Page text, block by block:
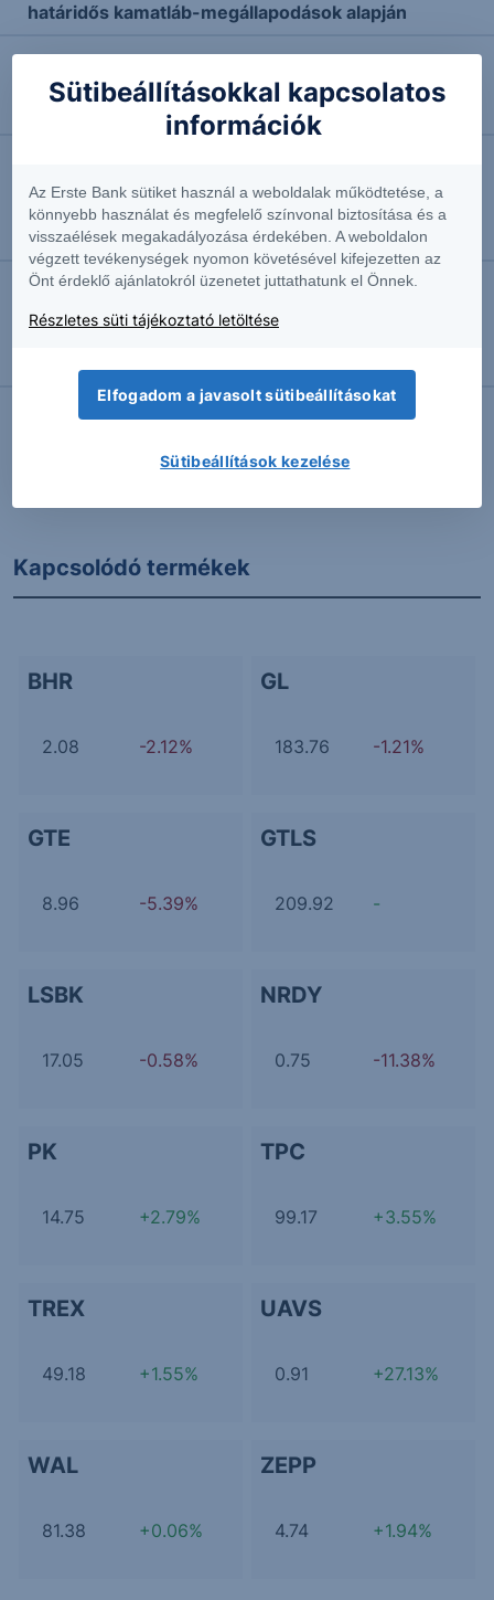
határidős kamatláb-megállapodások alapján
2026.07.06. 15:24
Elfordulhatnak a befektetők a chipgyártóktól
2026.07.03. 08:49
A támaszzóna alján: Olaj - 2026/50 - napi
Szakmai vezető
2026.06.29. 15:46
Máris egy jelentős indexhez csatlakozhat a
További Erste elemzések
Kapcsolódó termékek
BHR
2.08 -2.12%
GL
183.76 -1.21%
GTE
8.96 -5.39%
GTLS
209.92 -
LSBK
17.05 -0.58%
NRDY
0.75 -11.38%
PK
14.75 +2.79%
TPC
99.17 +3.55%
TREX
49.18 +1.55%
UAVS
0.91 +27.13%
WAL
81.38 +0.06%
ZEPP
4.74 +1.94%
Sütibeállításokkal kapcsolatos
információk
Az Erste Bank sütiket használ a weboldalak működtetése, a
könnyebb használat és megfelelő színvonal biztosítása és a
visszaélések megakadályozása érdekében. A weboldalon
végzett tevékenységek nyomon követésével kifejezetten az
Önt érdeklő ajánlatokról üzenetet juttathatunk el Önnek.
Részletes süti tájékoztató letöltése
Elfogadom a javasolt sütibeállításokat
Sütibeállítások kezelése